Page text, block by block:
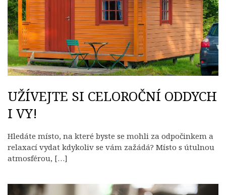
UŽÍVEJTE SI CELOROČNÍ ODDYCH
I VY!
Hledáte místo, na které byste se mohli za odpočinkem a
relaxací vydat kdykoliv se vám zažádá? Místo s útulnou
atmosférou, […]